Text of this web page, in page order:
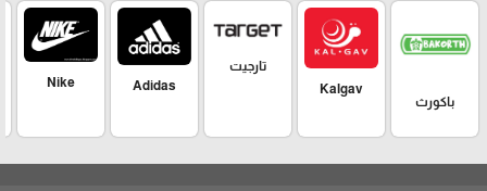
باكورث
Kalgav
تارجيت
Adidas
Nike